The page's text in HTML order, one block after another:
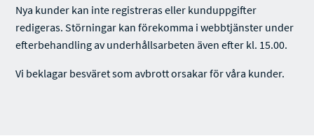
Nya kunder kan inte registreras eller kunduppgifter
redigeras. Störningar kan förekomma i webbtjänster under
efterbehandling av underhållsarbeten även efter kl. 15.00.
Vi beklagar besväret som avbrott orsakar för våra kunder.